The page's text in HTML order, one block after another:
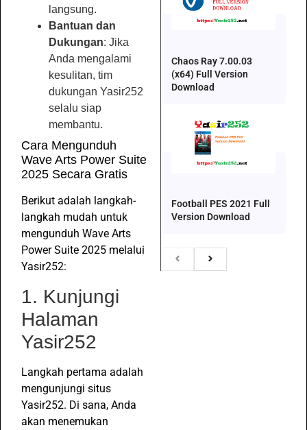
langsung.
Bantuan dan
Dukungan: Jika
Anda mengalami
kesulitan, tim
dukungan Yasir252
selalu siap
membantu.
Cara Mengunduh
Wave Arts Power Suite
2025 Secara Gratis
Berikut adalah langkah-
langkah mudah untuk
mengunduh Wave Arts
Power Suite 2025 melalui
Yasir252:
1. Kunjungi
Halaman
Yasir252
Langkah pertama adalah
mengunjungi situs
Yasir252. Di sana, Anda
akan menemukan
Chaos Ray 7.00.03
(x64) Full Version
Download
Football PES 2021 Full
Version Download